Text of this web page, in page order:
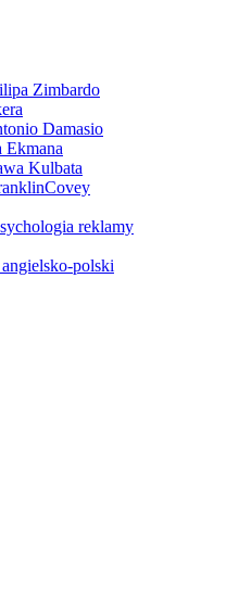
Zimbardo
Damasio
Ekmana
Kulbata
reklamy
polski